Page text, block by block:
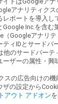
アナリティク
レポートを導入し
Google Inc.を含む
（Googleアナリ
ィIDとサードパ
他のサードパーテ
ーザーの属性・興
スの広告向けの
ザの設定から
アウト アドオン